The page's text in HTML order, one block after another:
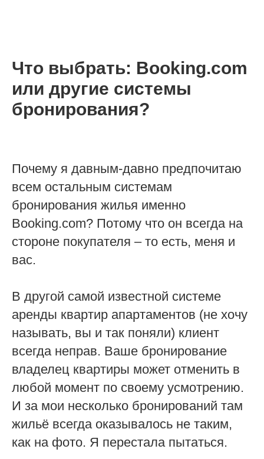
Что выбрать: Booking.com
или другие системы
бронирования?
Почему я давным-давно предпочитаю
всем остальным системам
бронирования жилья именно
Booking.com? Потому что он всегда на
стороне покупателя – то есть, меня и
вас.
В другой самой известной системе
аренды квартир апартаментов (не хочу
называть, вы и так поняли) клиент
всегда неправ. Ваше бронирование
владелец квартиры может отменить в
любой момент по своему усмотрению.
И за мои несколько бронирований там
жильё всегда оказывалось не таким,
как на фото. Я перестала пытаться.